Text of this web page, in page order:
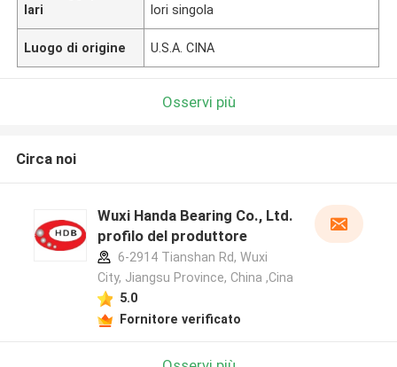
lari
lori singola
Luogo di origine U.S.A. CINA
Osservi più
Circa noi
Wuxi Handa Bearing Co., Ltd.
profilo del produttore
6-2914 Tianshan Rd, Wuxi
City, Jiangsu Province, China ,Cina
5.0
Fornitore verificato